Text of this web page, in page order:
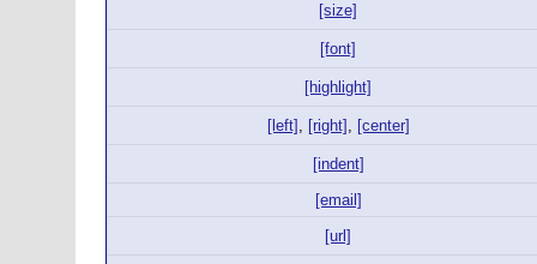
[size]
[font]
[highlight]
[left] , [right] , [center]
[indent]
[email]
[url]